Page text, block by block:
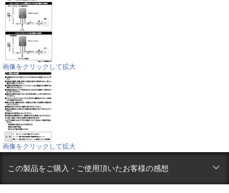
画像をクリックして拡大
画像をクリックして拡大
この製品をご購入・ご使用頂いたお客様の感想